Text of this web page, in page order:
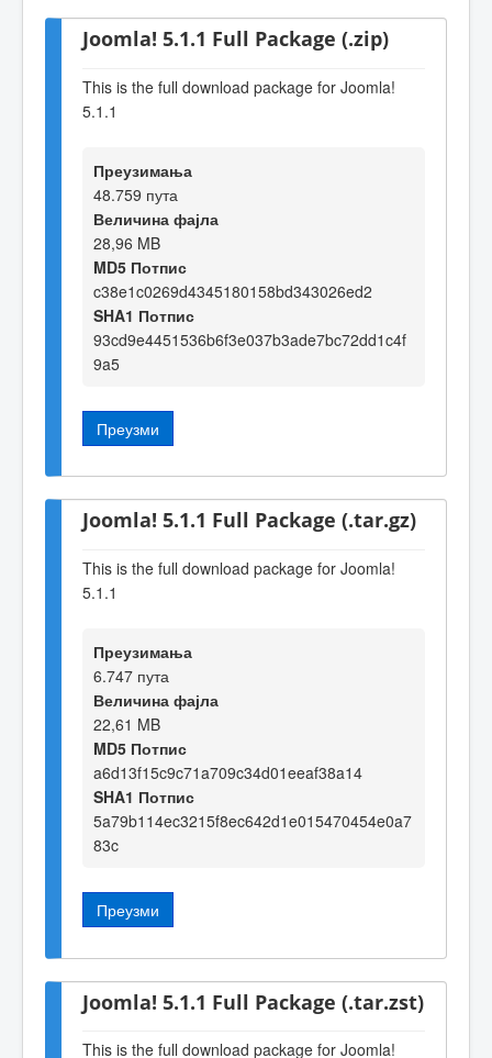
Joomla! 5.1.1 Full Package (.zip)
This is the full download package for Joomla!
5.1.1
Преузимања
48.759 пута
Величина фајла
28,96 MB
MD5 Потпис
c38e1c0269d4345180158bd343026ed2
SHA1 Потпис
93cd9e4451536b6f3e037b3ade7bc72dd1c4f
9a5
Преузми
Joomla! 5.1.1 Full Package (.tar.gz)
This is the full download package for Joomla!
5.1.1
Преузимања
6.747 пута
Величина фајла
22,61 MB
MD5 Потпис
a6d13f15c9c71a709c34d01eeaf38a14
SHA1 Потпис
5a79b114ec3215f8ec642d1e015470454e0a7
83c
Преузми
Joomla! 5.1.1 Full Package (.tar.zst)
This is the full download package for Joomla!